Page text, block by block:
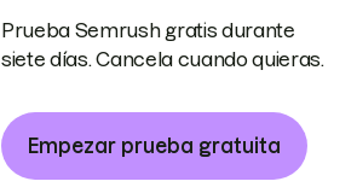
Prueba Semrush gratis durante
siete días. Cancela cuando quieras.
Empezar prueba gratuita